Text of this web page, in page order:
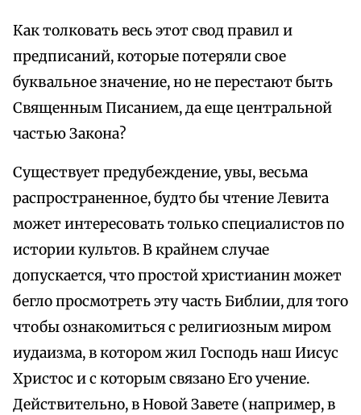
Как толковать весь этот свод правил и
предписаний, которые потеряли свое
буквальное значение, но не перестают быть
Священным Писанием, да еще центральной
частью Закона?
Существует предубеждение, увы, весьма
распространенное, будто бы чтение Левита
может интересовать только специалистов по
истории культов. В крайнем случае
допускается, что простой христианин может
бегло просмотреть эту часть Библии, для того
чтобы ознакомиться с религиозным миром
иудаизма, в котором жил Господь наш Иисус
Христос и с которым связано Его учение.
Действительно, в Новой Завете (например, в